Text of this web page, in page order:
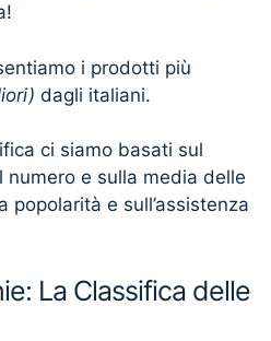
i prodotti più
dagli italiani.
ci siamo basati sul
numero e sulla media delle
popolarità e sull’assistenza
La Classifica delle